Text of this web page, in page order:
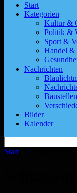
Start
Kategorien
Kultur &
Politik &
Sport &
Handel &
Nachrichten
Baustellen
Bilder
Kalender
Start